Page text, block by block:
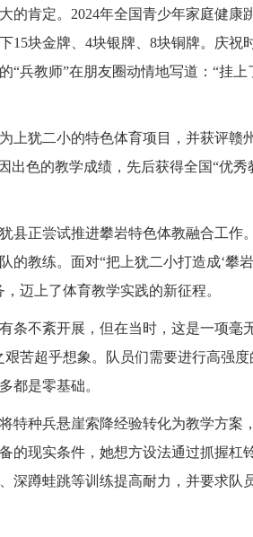
的肯定。2024年全国青少年家庭健康
15块金牌、4块银牌、8块铜牌。庆祝
“兵教师”在朋友圈动情地写道：“挂
上犹二小的特色体育项目，并获评赣
出色的教学成绩，先后获得全国“优秀
县正尝试推进攀岩特色体教融合工作
教练。面对“把上犹二小打造成‘攀
迈上了体育教学实践的新征程。
条不紊开展，但在当时，这是一项毫
苦超乎想象。队员们需要进行高强度
都是零基础。
特种兵悬崖索降经验转化为教学方案
的现实条件，她想方设法通过抓握杠
深蹲蛙跳等训练提高耐力，并要求队